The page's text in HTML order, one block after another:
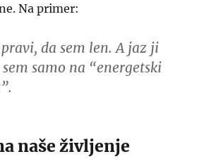
Na primer:
da sem len. A jaz ji
samo na “energetski
naše življenje